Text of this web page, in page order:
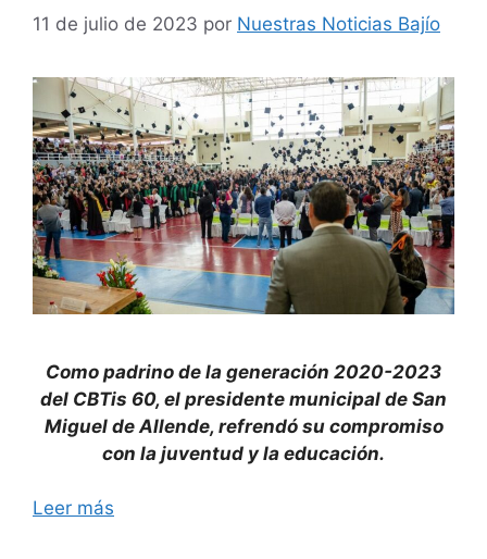
11 de julio de 2023 por Nuestras Noticias Bajío
Como padrino de la generación 2020-2023
del CBTis 60, el presidente municipal de San
Miguel de Allende, refrendó su compromiso
con la juventud y la educación.
Leer más